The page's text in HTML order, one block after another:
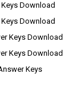
Download
Download
Keys Download
Keys Download
Keys